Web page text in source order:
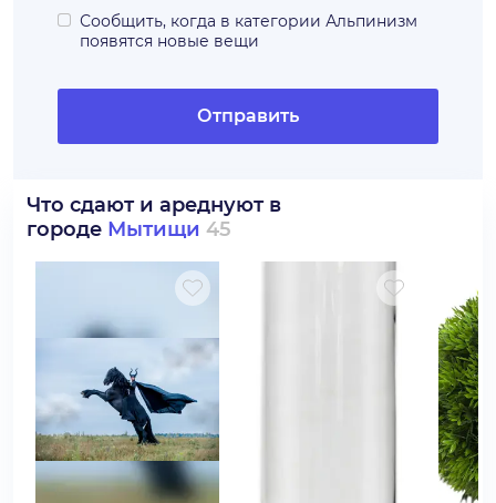
Сообщить, когда в категории Альпинизм
появятся новые вещи
Отправить
Что сдают и ареднуют в
городе Мытищи 45